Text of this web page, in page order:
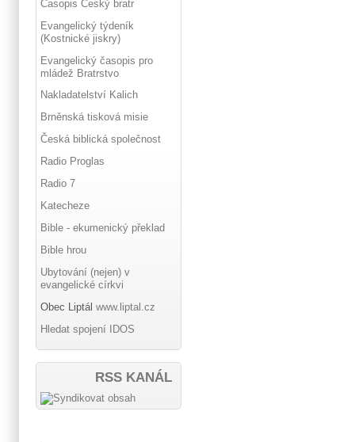
Časopis Český bratr
Evangelický týdeník
(Kostnické jiskry)
Evangelický časopis pro
mládež Bratrstvo
Nakladatelství Kalich
Brněnská tisková misie
Česká biblická společnost
Radio Proglas
Radio 7
Katecheze
Bible - ekumenický překlad
Bible hrou
Ubytování (nejen) v
evangelické církvi
Obec Liptál www.liptal.cz
Hledat spojení IDOS
RSS KANÁL